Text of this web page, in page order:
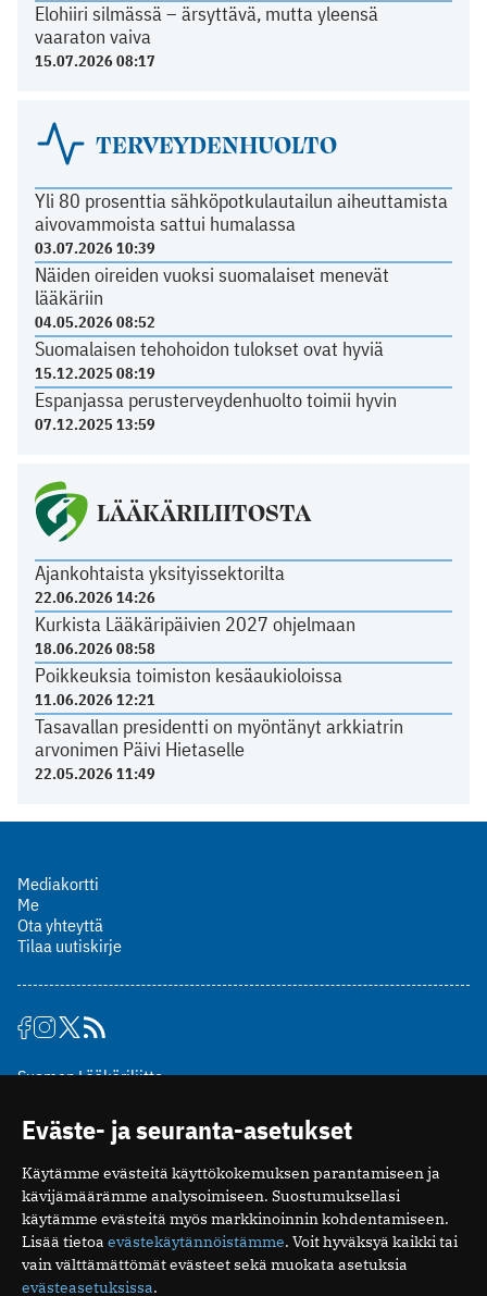
Elohiiri silmässä – ärsyttävä, mutta yleensä
vaaraton vaiva
15.07.2026 08:17
TERVEYDENHUOLTO
Yli 80 prosenttia sähköpotkulautailun aiheuttamista
aivovammoista sattui humalassa
03.07.2026 10:39
Näiden oireiden vuoksi suomalaiset menevät
lääkäriin
04.05.2026 08:52
Suomalaisen tehohoidon tulokset ovat hyviä
15.12.2025 08:19
Espanjassa perusterveydenhuolto toimii hyvin
07.12.2025 13:59
LÄÄKÄRILIITOSTA
Ajankohtaista yksityissektorilta
22.06.2026 14:26
Kurkista Lääkäripäivien 2027 ohjelmaan
18.06.2026 08:58
Poikkeuksia toimiston kesäaukioloissa
11.06.2026 12:21
Tasavallan presidentti on myöntänyt arkkiatrin
arvonimen Päivi Hietaselle
22.05.2026 11:49
Mediakortti
Me
Ota yhteyttä
Tilaa uutiskirje
Suomen Lääkäriliitto
00510 Helsinki
puh. (09) 393 091
toimitus@potilaanlaakarilehti.fi
ISSN 2323-9476
Eväste- ja seuranta-asetukset
Käytämme evästeitä käyttökokemuksen parantamiseen ja
kävijämäärämme analysoimiseen. Suostumuksellasi
käytämme evästeitä myös markkinoinnin kohdentamiseen.
Lisää tietoa evästekäytännöistämme. Voit hyväksyä kaikki tai
vain välttämättömät evästeet sekä muokata asetuksia
evästeasetuksissa.